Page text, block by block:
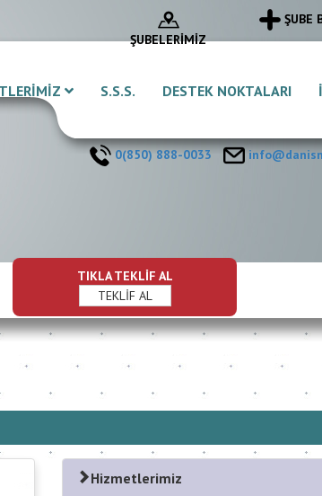
ŞUBELERİMİZ
ŞUBE
S.S.S. DESTEK NOKTALARI
0(850) 888-0033
TIKLA TEKLİF AL
TEKLİF AL
Hizmetlerimiz